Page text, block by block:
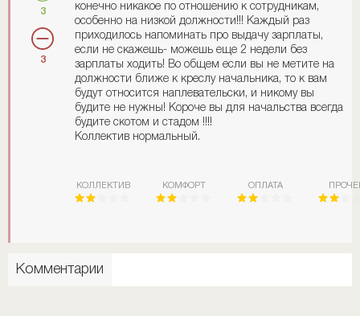
3
3
конечно никакое по отношению к сотрудникам,
особенно на низкой должности!!! Каждый раз
приходилось напоминать про выдачу зарплаты,
если не скажешь- можешь еще 2 недели без
зарплаты ходить! Во общем если вы не метите на
должности ближе к креслу начальника, то к вам
будут относится наплевательски, и никому вы
будите не нужны! Короче вы для начальства всегда
будите скотом и стадом !!!!
Коллектив нормальный.
КОЛЛЕКТИВ КОМФОРТ ОПЛАТА
Комментарии